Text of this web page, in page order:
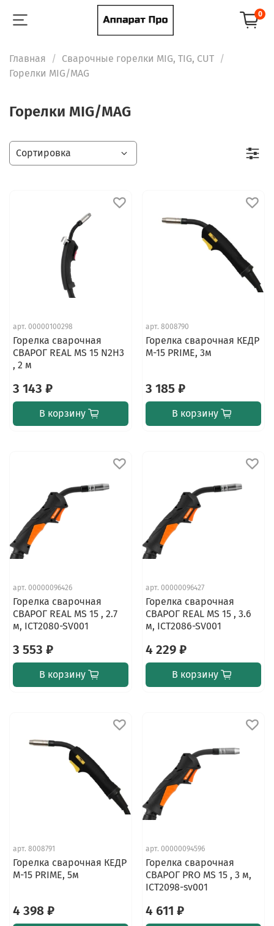
0
Главная
Сварочные горелки MIG, TIG, CUT
Горелки MIG/MAG
Горелки MIG/MAG
арт. 00000100298
Горелка сварочная
СВАРОГ REAL MS 15 N2H3
, 2 м
3 143 ₽
В корзину
арт. 8008790
Горелка сварочная КЕДР
M-15 PRIME, 3м
3 185 ₽
В корзину
арт. 00000096426
Горелка сварочная
СВАРОГ REAL MS 15 , 2.7
м, ICT2080-SV001
3 553 ₽
В корзину
арт. 00000096427
Горелка сварочная
СВАРОГ REAL MS 15 , 3.6
м, ICT2086-SV001
4 229 ₽
В корзину
арт. 8008791
Горелка сварочная КЕДР
M-15 PRIME, 5м
4 398 ₽
арт. 00000094596
Горелка сварочная
СВАРОГ PRO MS 15 , 3 м,
ICT2098-sv001
4 611 ₽